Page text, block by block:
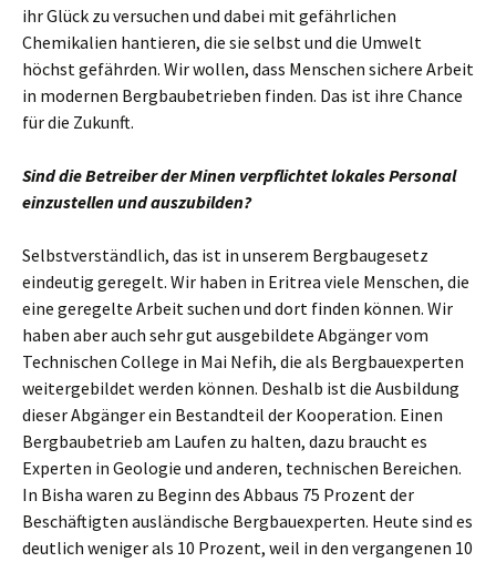
ihr Glück zu versuchen und dabei mit gefährlichen
Chemikalien hantieren, die sie selbst und die Umwelt
höchst gefährden. Wir wollen, dass Menschen sichere Arbeit
in modernen Bergbaubetrieben finden. Das ist ihre Chance
für die Zukunft.
Sind die Betreiber der Minen verpflichtet lokales Personal
einzustellen und auszubilden?
Selbstverständlich, das ist in unserem Bergbaugesetz
eindeutig geregelt. Wir haben in Eritrea viele Menschen, die
eine geregelte Arbeit suchen und dort finden können. Wir
haben aber auch sehr gut ausgebildete Abgänger vom
Technischen College in Mai Nefih, die als Bergbauexperten
weitergebildet werden können. Deshalb ist die Ausbildung
dieser Abgänger ein Bestandteil der Kooperation. Einen
Bergbaubetrieb am Laufen zu halten, dazu braucht es
Experten in Geologie und anderen, technischen Bereichen.
In Bisha waren zu Beginn des Abbaus 75 Prozent der
Beschäftigten ausländische Bergbauexperten. Heute sind es
deutlich weniger als 10 Prozent, weil in den vergangenen 10